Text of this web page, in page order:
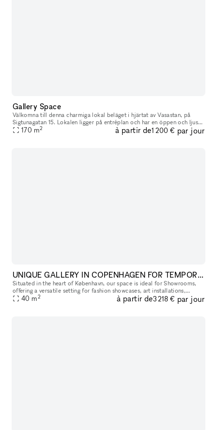
Gallery Space
Välkomna till denna charmiga lokal beläget i hjärtat av Vasastan, på
Sigtunagatan 15. Lokalen ligger på entréplan och har en öppen och ljus
planlösning, där ett mindre pentry tillkommer. Det finns äv
170 m2 à partir de1 200 € par jour
UNIQUE GALLERY IN COPENHAGEN FOR TEMPORARY SHOWCASES
Situated in the heart of København, our space is ideal for Showrooms,
offering a versatile setting for fashion showcases, art installations,
ceramics, events, and design exhibitions. Featuring high c
40 m2 à partir de3 218 € par jour